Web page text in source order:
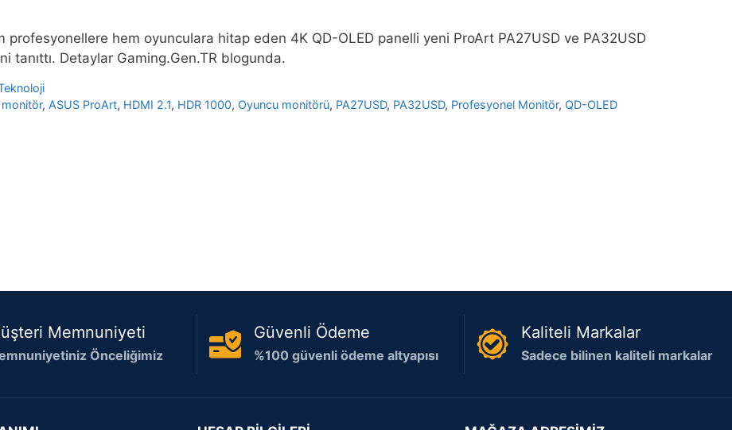
profesyonellere hem oyunculara hitap eden 4K QD-OLED panelli yeni ProArt PA27USD ve PA32USD
tanıttı. Detaylar Gaming.Gen.TR blogunda.
monitör, ASUS ProArt, HDMI 2.1, HDR 1000, Oyuncu monitörü, PA27USD, PA32USD, Profesyonel Monitör, QD-OLED
Memnuniyeti
Önceliğimiz
Güvenli Ödeme
%100 güvenli ödeme altyapısı
Kaliteli Markalar
Sadece bilinen kaliteli markalar